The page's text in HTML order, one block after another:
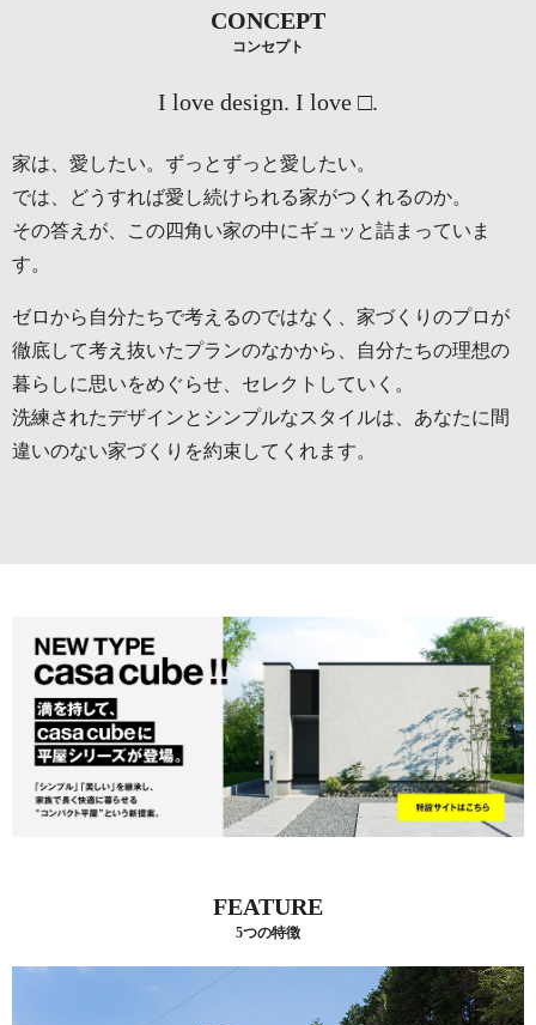
CONCEPT
コンセプト
I love design. I love □.
家は、愛したい。ずっとずっと愛したい。
では、どうすれば愛し続けられる家がつくれるのか。
その答えが、この四角い家の中にギュッと詰まっていま
す。
ゼロから自分たちで考えるのではなく、 家づくりのプロが
徹底して考え抜いたプランのなかから、
自分たちの理想の
暮らしに思いをめぐらせ、セレクトしていく。
洗練されたデザインとシンプルなスタイルは、 あなたに間
違いのない家づくりを約束してくれます。
FEATURE
5つの特徴